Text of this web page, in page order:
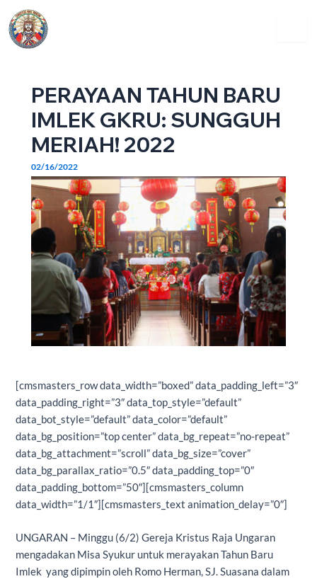
to
content
PERAYAAN TAHUN BARU
IMLEK GKRU: SUNGGUH
MERIAH! 2022
02/16/2022
[cmsmasters_row data_width=”boxed” data_padding_left=”3″
data_padding_right=”3″ data_top_style=”default”
data_bot_style=”default” data_color=”default”
data_bg_position=”top center” data_bg_repeat=”no-repeat”
data_bg_attachment=”scroll” data_bg_size=”cover”
data_bg_parallax_ratio=”0.5″ data_padding_top=”0″
data_padding_bottom=”50″][cmsmasters_column
data_width=”1/1″][cmsmasters_text animation_delay=”0″]
UNGARAN – Minggu (6/2) Gereja Kristus Raja Ungaran
mengadakan Misa Syukur untuk merayakan Tahun Baru
Imlek yang dipimpin oleh Romo Herman, SJ. Suasana dalam
Post
navigation